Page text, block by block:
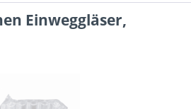
Einweggläser,